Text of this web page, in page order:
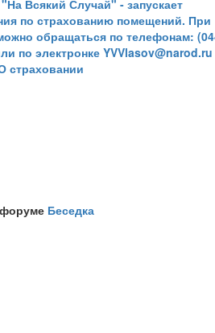
Всякий Случай" - запускает
по страхованию помещений. При
обращаться по телефонам:
по электронке YVVlasov@narod.ru
страховании
Беседка